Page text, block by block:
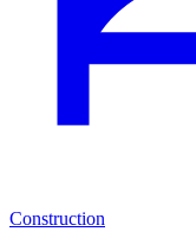
Construction